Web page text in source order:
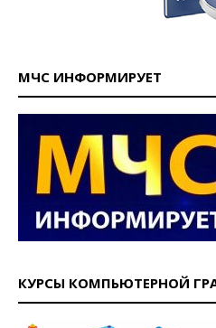
МЧС ИНФОРМИРУЕТ
КУРСЫ КОМПЬЮТЕРНОЙ